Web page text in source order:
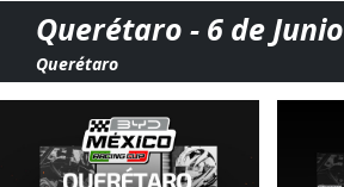
Querétaro - 6 de Junio
Querétaro